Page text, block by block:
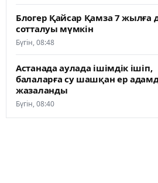
Блогер Қайсар Қамза 7 жылға
сотталуы мүмкін
Бүгін, 08:48
Астанада аулада ішімдік ішіп,
балаларға су шашқан ер
жазаланды
Бүгін, 08:40